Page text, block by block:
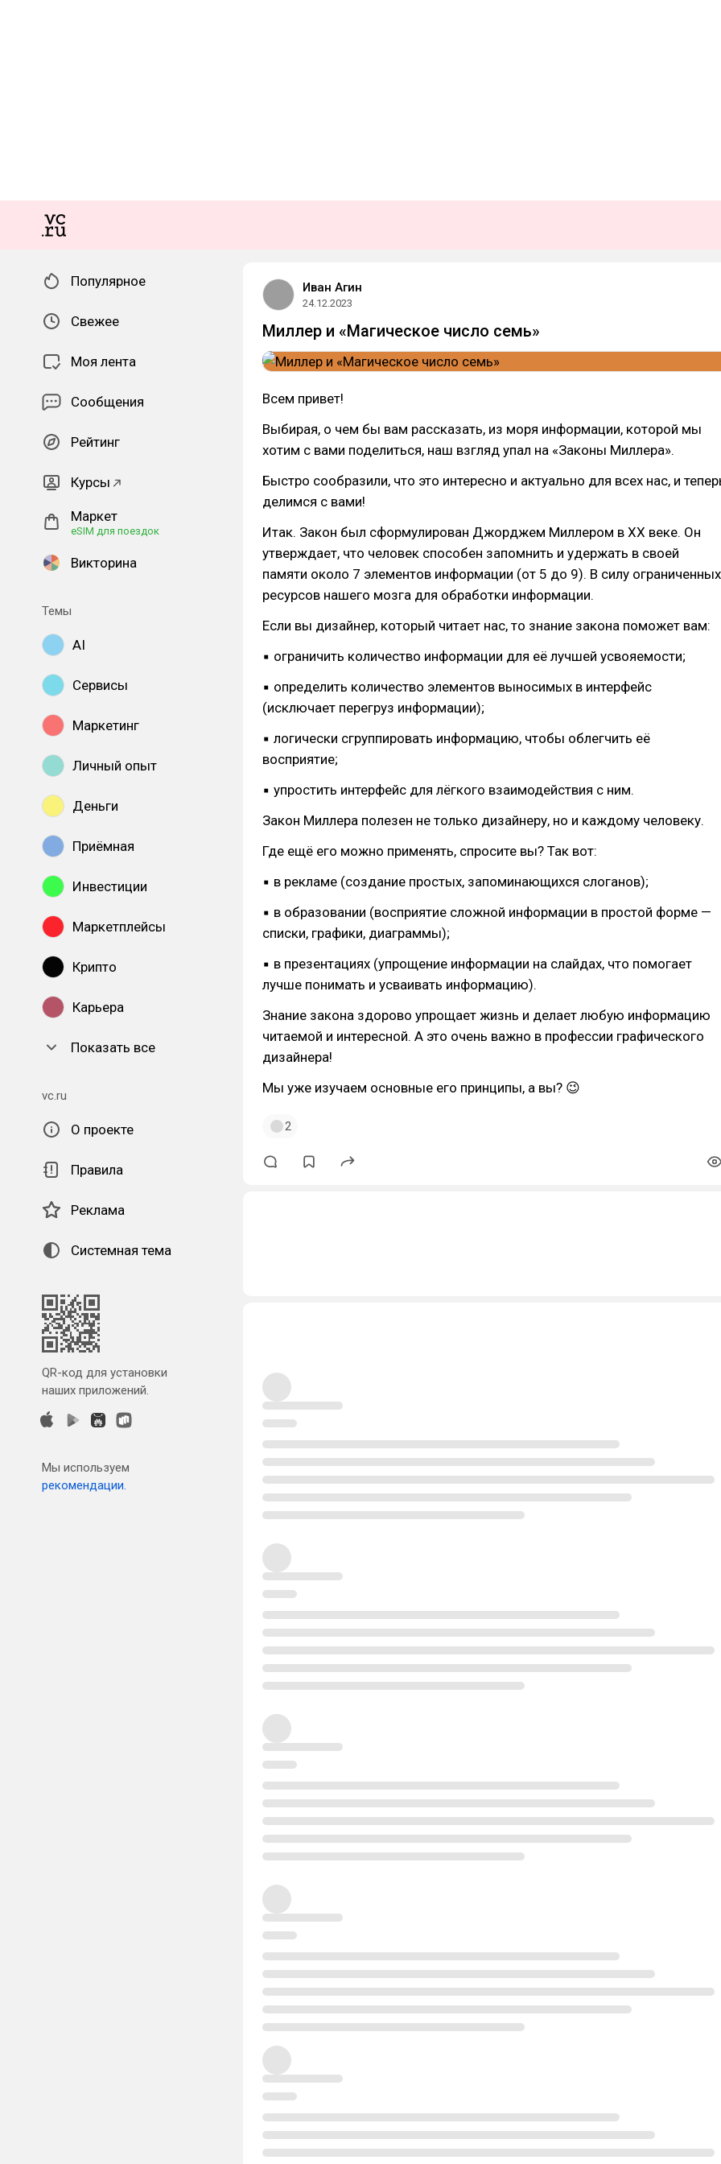
Популярное
Свежее
Моя лента
Сообщения
Рейтинг
Курсы
Маркет
eSIM для поездок
Викторина
Темы
AI
Сервисы
Маркетинг
Личный опыт
Деньги
Приёмная
Инвестиции
Маркетплейсы
Крипто
Карьера
Показать все
vc.ru
О проекте
Правила
Реклама
Системная тема
QR-код для установки
наших приложений.
Мы используем
рекомендации.
Иван Агин
24.12.2023
Миллер и «Магическое число семь»
Всем привет!
Выбирая, о чем бы вам рассказать, из моря информации, которой мы
хотим с вами поделиться, наш взгляд упал на «Законы Миллера».
Быстро сообразили, что это интересно и актуально для всех нас, и
делимся с вами!
Итак. Закон был сформулирован Джорджем Миллером в XX веке. Он
утверждает, что человек способен запомнить и удержать в своей
памяти около 7 элементов информации (от 5 до 9). В силу ограниченных
ресурсов нашего мозга для обработки информации.
Если вы дизайнер, который читает нас, то знание закона поможет вам:
▪ ограничить количество информации для её лучшей усвояемости;
▪ определить количество элементов выносимых в интерфейс
(исключает перегруз информации);
▪ логически сгруппировать информацию, чтобы облегчить её
восприятие;
▪ упростить интерфейс для лёгкого взаимодействия с ним.
Закон Миллера полезен не только дизайнеру, но и каждому человеку.
Где ещё его можно применять, спросите вы? Так вот:
▪ в рекламе (создание простых, запоминающихся слоганов);
▪ в образовании (восприятие сложной информации в простой форме —
списки, графики, диаграммы);
▪ в презентациях (упрощение информации на слайдах, что помогает
лучше понимать и усваивать информацию).
Знание закона здорово упрощает жизнь и делает любую информацию
читаемой и интересной. А это очень важно в профессии графического
дизайнера!
Мы уже изучаем основные его принципы, а вы? 😉
2